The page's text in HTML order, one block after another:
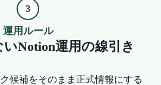
3
運用ルール
Notion運用の線引き
候補をそのまま正式情報にする